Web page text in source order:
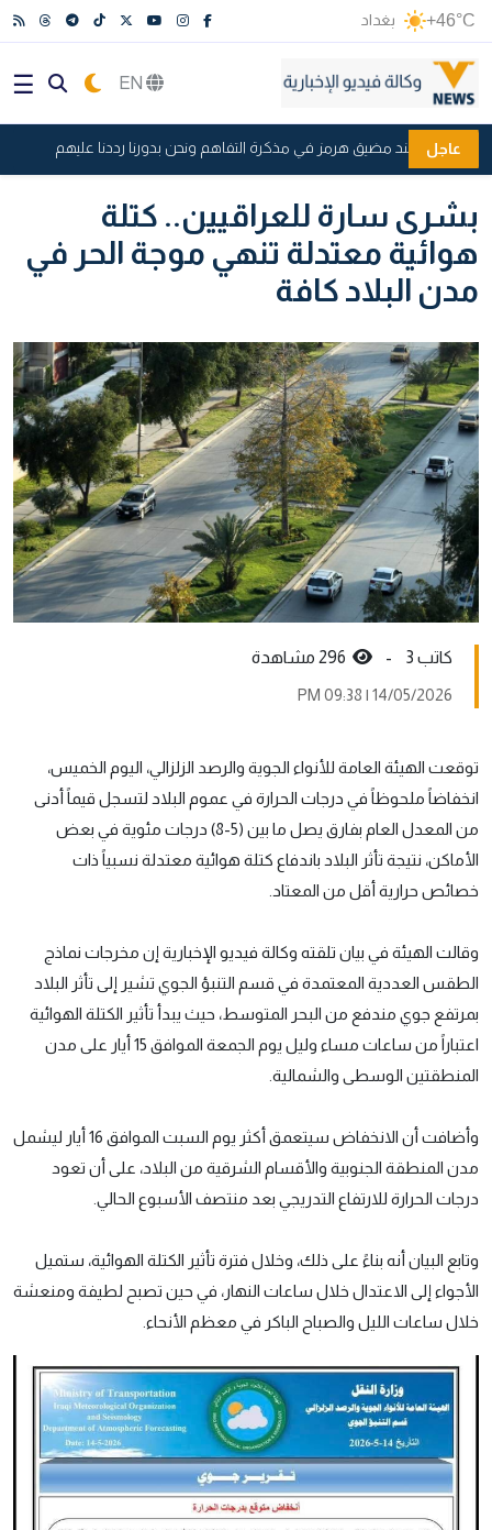
+46°C بغداد
عاجل
خالف بند مضيق هرمز في مذكرة التفاهم ونحن بدورنا رددنا عليهم
بشرى سارة للعراقيين.. كتلة
هوائية معتدلة تنهي موجة الحر في
مدن البلاد كافة
كاتب 3 -
14/05/2026 | 09:38 PM
توقعت الهيئة العامة للأنواء الجوية والرصد الزلزالي، اليوم الخميس،
انخفاضاً ملحوظاً في درجات الحرارة في عموم البلاد لتسجل قيماً أدنى
من المعدل العام بفارق يصل ما بين (5-8) درجات مئوية في بعض
الأماكن، نتيجة تأثر البلاد باندفاع كتلة هوائية معتدلة نسبياً ذات
خصائص حرارية أقل من المعتاد.
وقالت الهيئة في بيان تلقته وكالة فيديو الإخبارية إن مخرجات نماذج
الطقس العددية المعتمدة في قسم التنبؤ الجوي تشير إلى تأثر البلاد
بمرتفع جوي مندفع من البحر المتوسط، حيث يبدأ تأثير الكتلة الهوائية
اعتباراً من ساعات مساء وليل يوم الجمعة الموافق 15 أيار على مدن
المنطقتين الوسطى والشمالية.
وأضافت أن الانخفاض سيتعمق أكثر يوم السبت الموافق 16 أيار ليشمل
مدن المنطقة الجنوبية والأقسام الشرقية من البلاد، على أن تعود
درجات الحرارة للارتفاع التدريجي بعد منتصف الأسبوع الحالي.
وتابع البيان أنه بناءً على ذلك، وخلال فترة تأثير الكتلة الهوائية، ستميل
الأجواء إلى الاعتدال خلال ساعات النهار، في حين تصبح لطيفة ومنعشة
خلال ساعات الليل والصباح الباكر في معظم الأنحاء.